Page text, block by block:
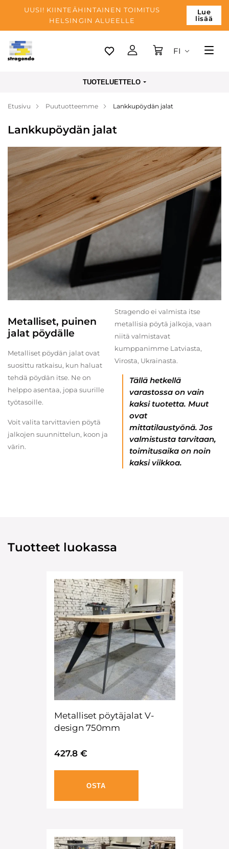
UUSI! KIINTEÄHINTAINEN TOIMITUS
HELSINGIN ALUEELLE
Lue
lisää
Tallinn
Maksu
Yrityksen
Blogi
Yhteystiedot
FI
TUOTELUETTELO
Etusivu Puutuotteemme Lankkupöydän jalat
Lankkupöydän jalat
Metalliset, puinen
jalat pöydälle
Metalliset pöydän jalat ovat
suosittu ratkaisu, kun haluat
tehdä pöydän itse. Ne on
helppo asentaa, jopa suurille
työtasoille.
Voit valita tarvittavien pöytä
jalkojen suunnittelun, koon ja
värin.
Stragendo ei valmista itse
metallisia pöytä jalkoja, vaan
niitä valmistavat
kumppanimme Latviasta,
Virosta, Ukrainasta.
Tällä hetkellä
varastossa on vain
kaksi tuotetta. Muut
ovat
mittatilaustyönä. Jos
valmistusta tarvitaan,
toimitusaika on noin
kaksi viikkoa.
Tuotteet luokassa
Metalliset pöytäjalat V-
design 750mm
427.8 €
OSTA